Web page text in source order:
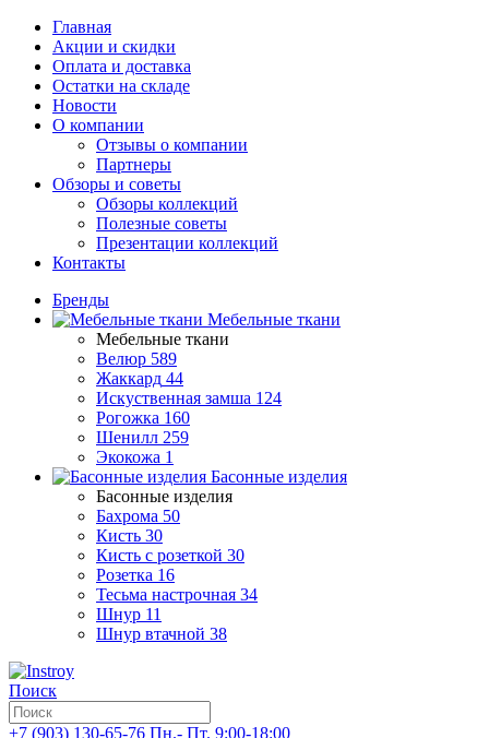
Главная
Акции и скидки
Оплата и доставка
Остатки на складе
Новости
О компании
Отзывы о компании
Партнеры
Обзоры и советы
Обзоры коллекций
Полезные советы
Презентации коллекций
Контакты
Бренды
Мебельные ткани
Мебельные ткани
Велюр 589
Жаккард 44
Искуственная замша 124
Рогожка 160
Шенилл 259
Экокожа 1
Басонные изделия
Басонные изделия
Бахрома 50
Кисть 30
Кисть с розеткой 30
Розетка 16
Тесьма настрочная 34
Шнур 11
Шнур втачной 38
Поиск
+7 (903) 130-65-76 Пн.- Пт. 9:00-18:00